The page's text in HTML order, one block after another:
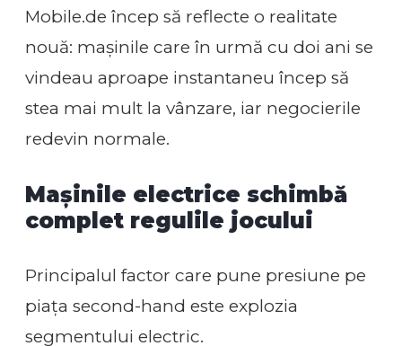
Mobile.de încep să reflecte o realitate
nouă: mașinile care în urmă cu doi ani se
vindeau aproape instantaneu încep să
stea mai mult la vânzare, iar negocierile
redevin normale.
Mașinile electrice schimbă
complet regulile jocului
Principalul factor care pune presiune pe
piața second-hand este explozia
segmentului electric.